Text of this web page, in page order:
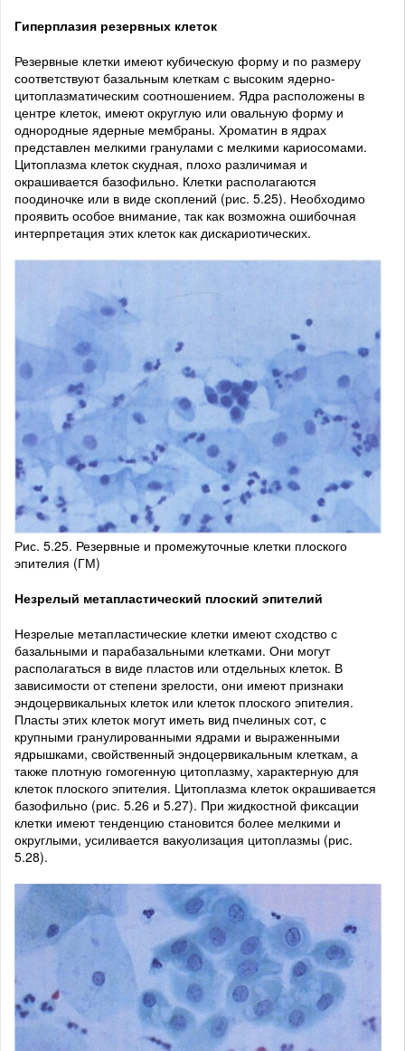
Гиперплазия резервных клеток
Резервные клетки имеют кубическую форму и по размеру
соответствуют базальным клеткам с высоким ядерно-
цитоплазматическим соотношением. Ядра расположены в
центре клеток, имеют округлую или овальную форму и
однородные ядерные мембраны. Хроматин в ядрах
представлен мелкими гранулами с мелкими кариосомами.
Цитоплазма клеток скудная, плохо различимая и
окрашивается базофильно. Клетки располагаются
поодиночке или в виде скоплений (рис. 5.25). Необходимо
проявить особое внимание, так как возможна ошибочная
интерпретация этих клеток как дискариотических.
Рис. 5.25. Резерв­ные и промежуточ­ные клетки плоско­го
эпителия (ГМ)
Незрелый метапластический плоский эпителий
Незрелые метапластические клетки имеют сходство с
базальными и парабазальными клетками. Они могут
располагаться в виде пластов или отдельных клеток. В
зависимости от степени зрелости, они имеют признаки
эндоцервикальных клеток или клеток плоского эпителия.
Пласты этих клеток могут иметь вид пчелиных сот, с
крупными гранулированными ядрами и выраженными
ядрышками, свойственный эндоцервикальным клеткам, а
также плотную гомогенную цитоплазму, характерную для
клеток плоского эпителия. Цитоплазма клеток окрашивается
базофильно (рис. 5.26 и 5.27). При жидкостной фиксации
клетки имеют тенденцию становится более мелкими и
округлыми, усиливается вакуолизация цитоплазмы (рис.
5.28).